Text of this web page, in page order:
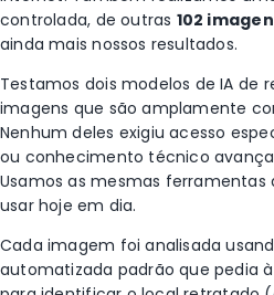
controlada, de outras 102
ainda mais nossos resultados.
Testamos dois modelos de IA de
imagens que são amplamente
Nenhum deles exigiu acesso
ou conhecimento técnico
Usamos as mesmas ferramentas
usar hoje em dia.
Cada imagem foi analisada
automatizada padrão que pedia